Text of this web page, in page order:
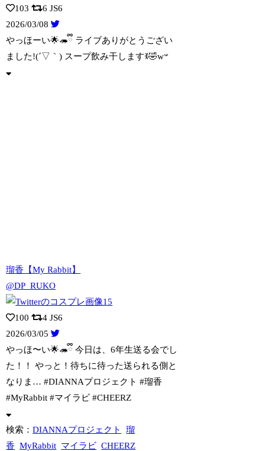
103 6 JS6
2026/03/08
やっほーい🌟🦔ྀི ライブありがとうござい
ました!(´▽｀) スープ飲み干します
ꉂ🤣w𐤔
瑠香【My Rabbit】
@DP_RUKO
100 4 JS6
2026/03/05
やっほ〜い🌟🦔ྀི 今日は、6年生送る会でし
た！！ やっと！待ちに待った送られる側と
なりま… #DIANNAプロジェクト #瑠香
#MyRabbit #マイラビ #CHEERZ
検索：DIANNAプロジェクト
瑠
香 MyRabbit マイラビ CHEERZ